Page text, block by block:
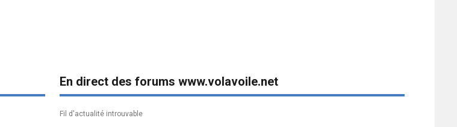
En direct des forums www.volavoile.net
Fil d'actualité introuvable